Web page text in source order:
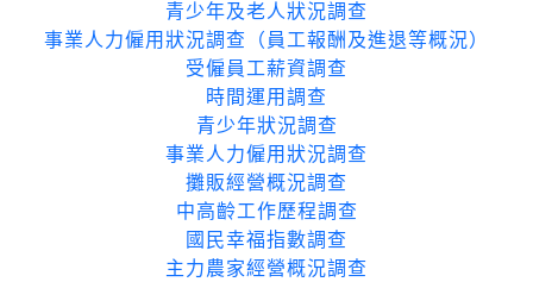
青少年及老人狀況調查
事業人力僱用狀況調查（員工報酬及進退等概況）
受僱員工薪資調查
時間運用調查
青少年狀況調查
事業人力僱用狀況調查
攤販經營概況調查
中高齡工作歷程調查
國民幸福指數調查
主力農家經營概況調查